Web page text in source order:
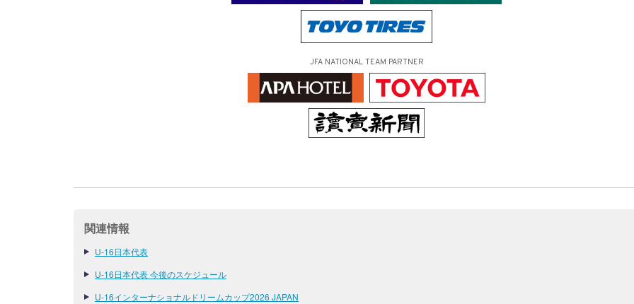
JFA NATIONAL TEAM PARTNER
関連情報
U-16日本代表
U-16日本代表 今後のスケジュール
U-16インターナショナルドリームカップ2026 JAPAN